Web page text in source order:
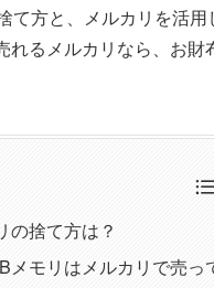
て方と、メルカリを活
れるメルカリなら、お財
の捨て方は？
メモリはメルカリで売っ